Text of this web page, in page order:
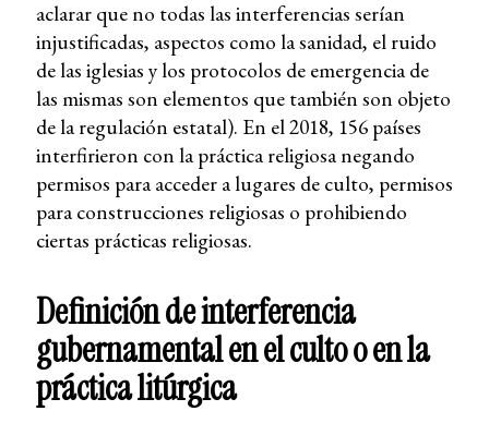
aclarar que no todas las interferencias serían
injustificadas, aspectos como la sanidad, el ruido
de las iglesias y los protocolos de emergencia de
las mismas son elementos que también son objeto
de la regulación estatal). En el 2018, 156 países
interfirieron con la práctica religiosa negando
permisos para acceder a lugares de culto, permisos
para construcciones religiosas o prohibiendo
ciertas prácticas religiosas.
Definición de interferencia
gubernamental en el culto o en la
práctica litúrgica